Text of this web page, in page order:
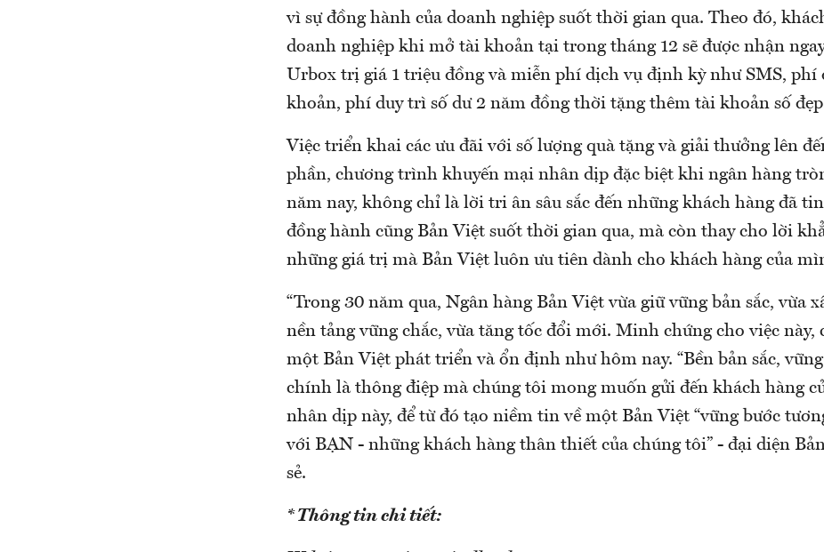
vì sự đồng hành của doanh nghiệp suốt thời gian qua. Theo đó,
doanh nghiệp khi mở tài khoản tại trong tháng 12 sẽ được nhận
Urbox trị giá 1 triệu đồng và miễn phí dịch vụ định kỳ như SMS, phí
khoản, phí duy trì số dư 2 năm đồng thời tặng thêm tài khoản số
Việc triển khai các ưu đãi với số lượng quà tặng và giải thưởng lên
phần, chương trình khuyến mại nhân dịp đặc biệt khi ngân hàng
năm nay, không chỉ là lời tri ân sâu sắc đến những khách hàng đã
đồng hành cũng Bản Việt suốt thời gian qua, mà còn thay cho lời
những giá trị mà Bản Việt luôn ưu tiên dành cho khách hàng của
“Trong 30 năm qua, Ngân hàng Bản Việt vừa giữ vững bản sắc, vừa
nền tảng vững chắc, vừa tăng tốc đổi mới. Minh chứng cho việc này,
một Bản Việt phát triển và ổn định như hôm nay. “Bền bản sắc,
chính là thông điệp mà chúng tôi mong muốn gửi đến khách hàng
nhân dịp này, để từ đó tạo niềm tin về một Bản Việt “vững bước
với BẠN - những khách hàng thân thiết của chúng tôi” - đại diện
sẻ.
* Thông tin chi tiết: